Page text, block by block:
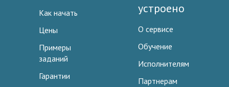
Как начать
Цены
Примеры
заданий
Гарантии
устроено
О сервисе
Обучение
Исполнителям
Партнерам